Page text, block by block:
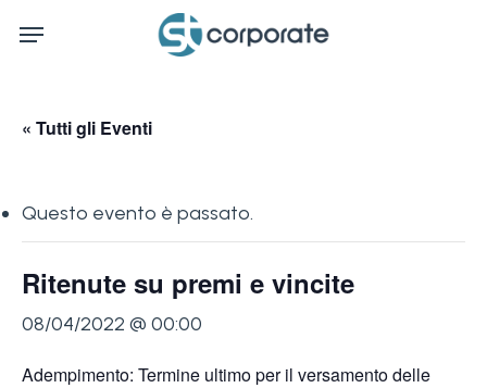
Menu
« Tutti gli Eventi
Questo evento è passato.
Ritenute su premi e vincite
08/04/2022 @ 00:00
Adempimento: Termine ultimo per il versamento delle